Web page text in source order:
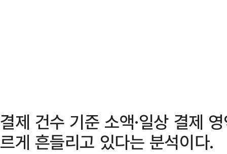
결제 건수 기준 소액·일상 결제
르게 흔들리고 있다는 분석이다.